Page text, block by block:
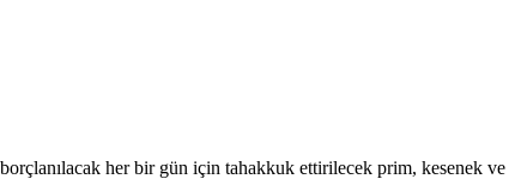
her bir gün için tahakkuk ettirilecek prim, kesenek ve